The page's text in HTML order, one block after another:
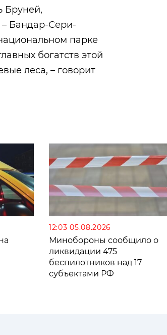
Бруней,
– Бандар-Сери-
парке
богатств этой
леса, – говорит
12:03 05.08.2026
Минобороны сообщило о
ликвидации 475
беспилотников над 17
субъектами РФ